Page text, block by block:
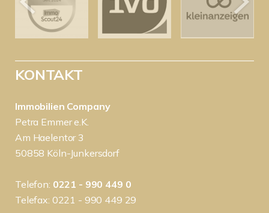
KONTAKT
Immobilien Company
Petra Emmer e.K.
Am Haelentor 3
50858 Köln-Junkersdorf
Telefon: 0221 - 990 449 0
Telefax: 0221 - 990 449 29